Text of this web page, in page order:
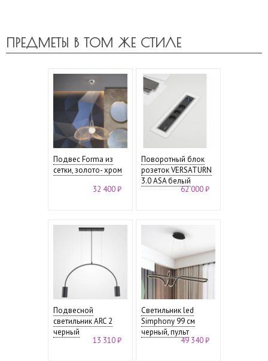
ПРЕДМЕТЫ В ТОМ ЖЕ СТИЛЕ
Подвес Forma из
сетки, золото- хром
32 400 ₽
Поворотный блок
розеток VERSATURN
3.0 ASA белый
62 000 ₽
Подвесной
светильник ARC 2
черный
13 310 ₽
Светильник led
Simphony 99 см
черный, пульт
49 340 ₽